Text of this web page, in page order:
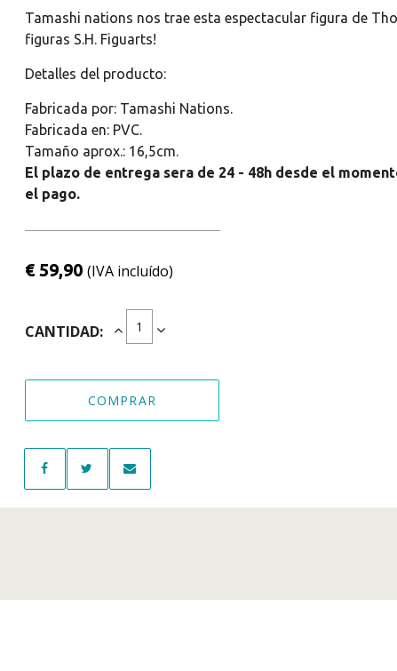
Tamashi nations nos trae esta espectacular figura de
figuras S.H. Figuarts!
Detalles del producto:
Fabricada por: Tamashi Nations.
Fabricada en: PVC.
Tamaño aprox.: 16,5cm.
El plazo de entrega sera de 24 - 48h desde el
el pago.
€ 59,90 (IVA incluído)
CANTIDAD:
COMPRAR